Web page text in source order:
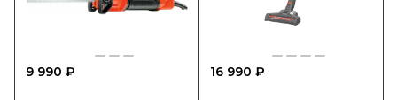
9 990 ₽ 16 990 ₽